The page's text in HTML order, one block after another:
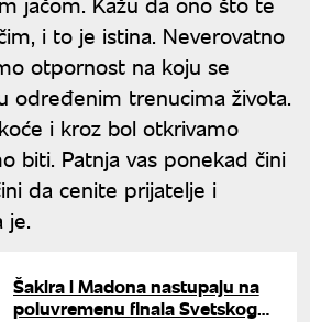
i to je istina. Neverovatno
otpornost na koju se
određenim trenucima života.
i kroz bol otkrivamo
biti. Patnja vas ponekad čini
da cenite prijatelje i
je.
Šakira i Madona nastupaju na
poluvremenu finala Svetskog